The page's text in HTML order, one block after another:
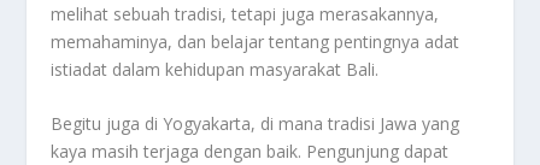
melihat sebuah tradisi, tetapi juga merasakannya,
memahaminya, dan belajar tentang pentingnya adat
istiadat dalam kehidupan masyarakat Bali.
Begitu juga di Yogyakarta, di mana tradisi Jawa yang
kaya masih terjaga dengan baik. Pengunjung dapat